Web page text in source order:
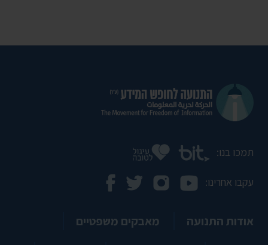
תמכו בנו:
עקבו אחרינו:
אודות התנועה
מאבקים משפטיים